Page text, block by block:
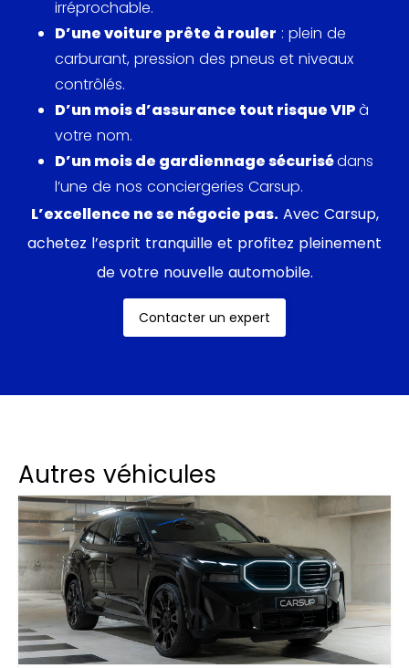
- IXNS Coques de colonne de direction en cuir
- IXXB Baguettes de seuil de porte en acier
spécial, illuminées
- IXES Pré-équipement baguettes de seuil de
porte éclairées
Boxster GTS conserve la même motorisation avec
2.5 L de cylindrée. Cette version 718 développe 365
chevaux, soit 15 de plus que la Boxster S et atteint
les 290 km/h de vitesse maximale.
irréprochable.
D’une voiture prête à rouler : plein de
carburant, pression des pneus et niveaux
contrôlés.
D’un mois d’assurance tout risque VIPà
votre nom.
D’un mois de gardiennage sécurisédans
l’une de nos conciergeries Carsup.
L’excellence ne se négocie pas.Avec Carsup,
achetez l’esprit tranquille et profitez pleinement
de votre nouvelle automobile.
Contacter un expert
Autres véhicules